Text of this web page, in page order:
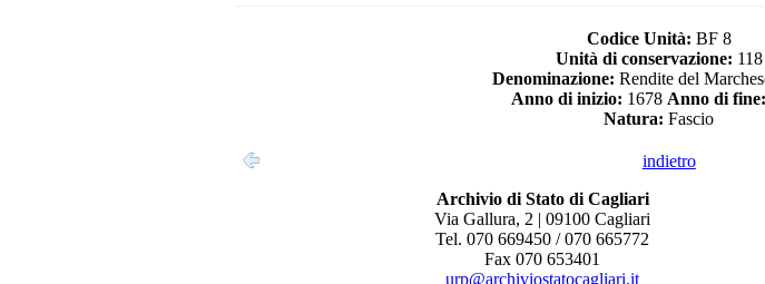
Codice Unità: BF 8
Unità di conservazione: 118
Denominazione: Rendite del
Anno di inizio: 1678 Anno di fine:
Natura: Fascio
indietro
Archivio di Stato di Cagliari
Via Gallura, 2 | 09100 Cagliari
Tel. 070 669450 / 070 665772
Fax 070 653401
urp@archiviostatocagliari.it